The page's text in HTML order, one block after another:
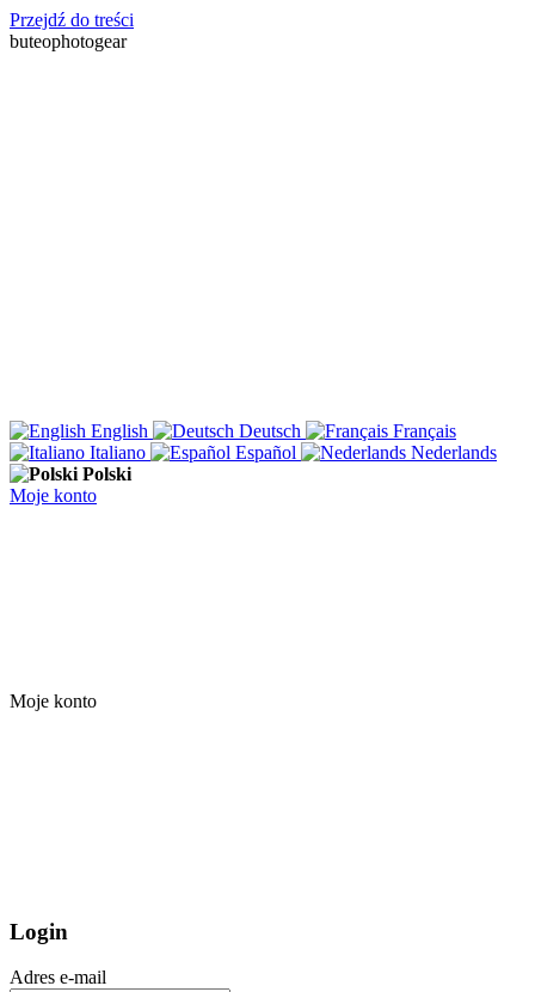
Przejdź do treści
buteophotogear
English Deutsch
Français
Italiano
Español
Nederlands
Polski
Moje konto
Moje konto
Login
Adres e-mail